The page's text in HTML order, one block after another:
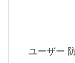
ユーザー